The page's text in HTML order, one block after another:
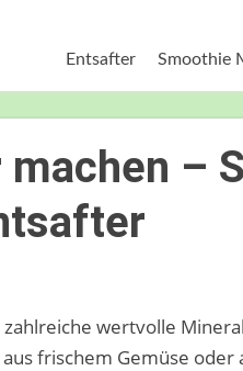
Entsafter Smoothie
–
wertvolle
frischem Gemüse oder